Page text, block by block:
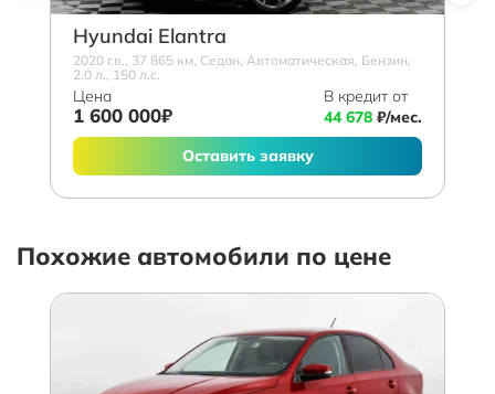
Hyundai Elantra
2020 г.в., 37 865 км, Седан, Автоматическая, Бензин,
2.0 л., 150 л.с.
Цена
1 600 000₽
В кредит от
44 678 ₽/мес.
Оставить заявку
Похожие автомобили по цене